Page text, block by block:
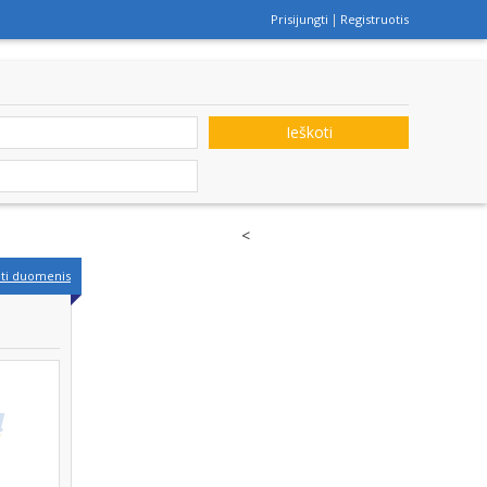
Prisijungti Registruotis
Ieškoti
duomenis
<